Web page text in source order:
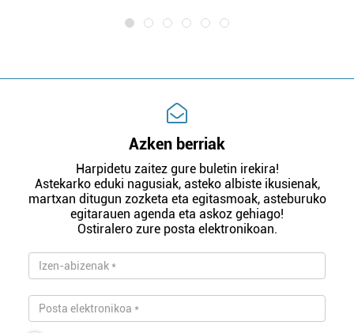
Azken berriak
Harpidetu zaitez gure buletin irekira!
Astekarko eduki nagusiak, asteko albiste ikusienak,
martxan ditugun zozketa eta egitasmoak, asteburuko
egitarauen agenda eta askoz gehiago!
Ostiralero zure posta elektronikoan.